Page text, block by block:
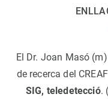
El Dr. Joan Masó
de recerca del
SIG, teledetecció.